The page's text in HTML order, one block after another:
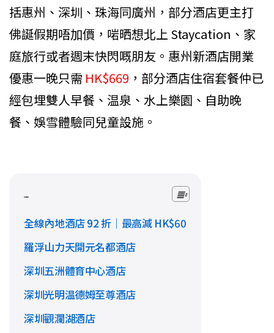
括惠州、深圳、珠海同廣州，部分酒店更主打
佛誕假期唔加價，啱晒想北上 Staycation、家
庭旅行或者週末快閃嘅朋友。惠州新酒店開業
優惠一晚只需 HK$669 ，部分酒店住宿套餐仲已
經包埋雙人早餐、温泉、水上樂園、自助晚
餐、娛雪體驗同兒童設施。
文章目錄
全線內地酒店 92 折｜最高減 HK$60
羅浮山力天開元名都酒店
深圳五洲體育中心酒店
深圳光明温德姆至尊酒店
深圳觀瀾湖酒店